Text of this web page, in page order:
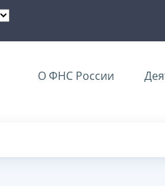
О ФНС России